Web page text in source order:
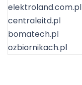
elektroland.com.pl
centraleitd.pl
bomatech.pl
ozbiornikach.pl